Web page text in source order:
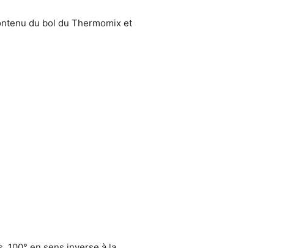
du bol du Thermomix et